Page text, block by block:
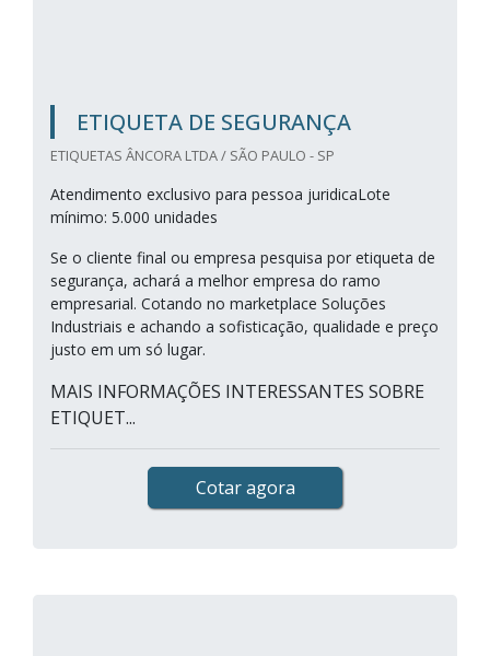
ETIQUETA DE SEGURANÇA
ETIQUETAS ÂNCORA LTDA / SÃO PAULO - SP
Atendimento exclusivo para pessoa juridicaLote
mínimo: 5.000 unidades
Se o cliente final ou empresa pesquisa por etiqueta de
segurança, achará a melhor empresa do ramo
empresarial. Cotando no marketplace Soluções
Industriais e achando a sofisticação, qualidade e preço
justo em um só lugar.
MAIS INFORMAÇÕES INTERESSANTES SOBRE
ETIQUET...
Cotar agora